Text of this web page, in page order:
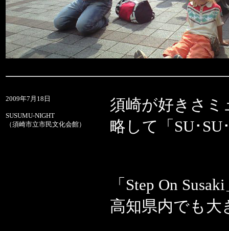
2009年7月18日
SUSUMU-NIGHT
（須崎市立市民文化会館）
須崎が好きさ
略して「SU･SU
「Step On
高知県内でも